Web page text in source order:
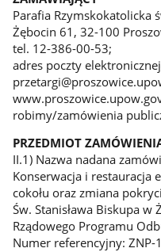
Parafia Rzymskokatolicka
Żębocin 61, 32-100
tel. 12-386-00-53;
adres poczty
robimy/zamówienia
PRZEDMIOT
II.1) Nazwa nadana
Konserwacja i restauracja
cokołu oraz zmiana
Św. Stanisława Biskupa
Rządowego Programu
Numer referencyjny: